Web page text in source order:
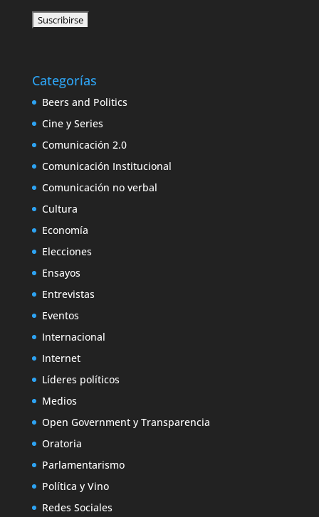
Categorías
Beers and Politics
Cine y Series
Comunicación 2.0
Comunicación Institucional
Comunicación no verbal
Cultura
Economía
Elecciones
Ensayos
Entrevistas
Eventos
Internacional
Internet
Líderes políticos
Medios
Open Government y Transparencia
Oratoria
Parlamentarismo
Política y Vino
Redes Sociales